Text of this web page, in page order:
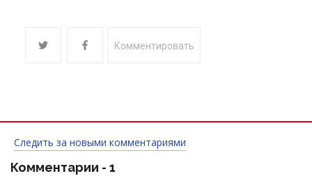
Комментировать
Следить за новыми комментариями
Комментарии - 1